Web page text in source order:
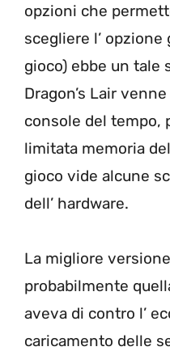
opzioni che
scegliere l’
gioco) ebbe un tale
Dragon’s Lair
console del tempo,
limitata memoria
gioco vide alcune
dell’ hardware.
La migliore
probabilmente
aveva di contro l’
caricamento delle